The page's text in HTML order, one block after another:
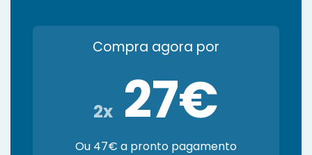
Compra agora por
2x 27€
Ou 47€ a pronto pagamento